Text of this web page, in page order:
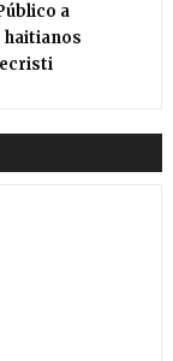
a
haitianos